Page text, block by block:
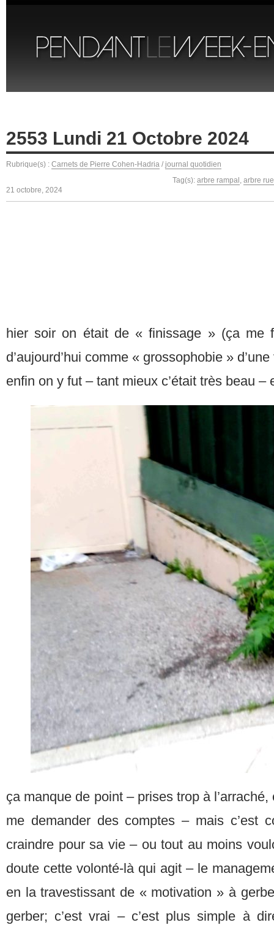
2553 Lundi 21 Octobre 2024
Rubrique(s) : Carnets de Pierre Cohen-Hadria / journal quotidien
Tag(s): arbre rampal , arbre
21 octobre, 2024
hier soir on était de « finissage » (ça me
d’aujourd’hui comme « grossophobie »
enfin on y fut – tant mieux c’était très beau –
ça manque de point – prises trop à
me demander des comptes – mais c’est
craindre pour sa vie – ou tout au moins
doute cette volonté-là qui agit – le
en la travestissant de « motivation » à
gerber; c’est vrai – c’est plus simple à